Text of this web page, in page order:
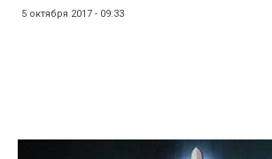
5 октября 2017 - 09:33